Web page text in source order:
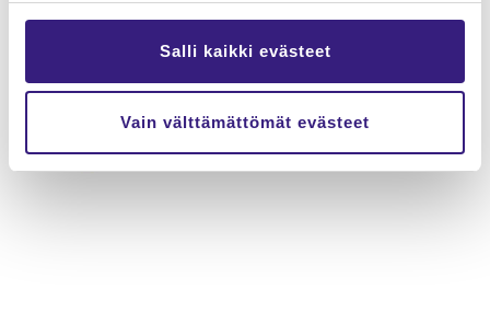
Salli kaikki evästeet
Vain välttämättömät evästeet